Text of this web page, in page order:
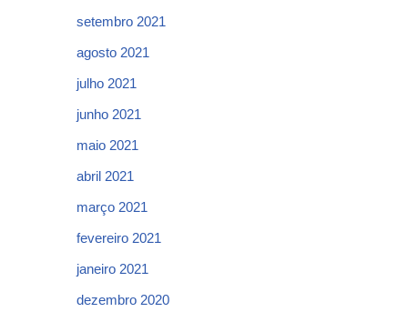
setembro 2021
agosto 2021
julho 2021
junho 2021
maio 2021
abril 2021
março 2021
fevereiro 2021
janeiro 2021
dezembro 2020